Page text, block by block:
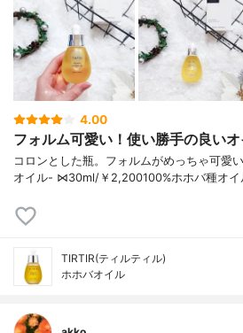
4.00
フォルム可愛い！使い勝手の良い
コロンとした瓶。 フォルムがめっちゃ可
オイル- ⋈ 30ml/￥2,200 100%ホホバ種オ
TIRTIR(ティルティル)
ホホバオイル